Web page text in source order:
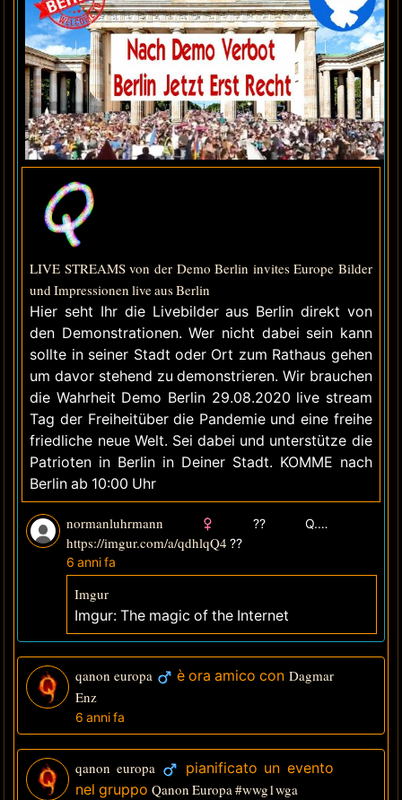
LIVE STREAMS von der Demo Berlin invites Europe Bilder
und Impressionen live aus Berlin
Hier seht Ihr die Livebilder aus Berlin direkt von
den Demonstrationen. Wer nicht dabei sein kann
sollte in seiner Stadt oder Ort zum Rathaus gehen
um davor stehend zu demonstrieren. Wir brauchen
die Wahrheit Demo Berlin 29.08.2020 live stream
Tag der Freiheitüber die Pandemie und eine freihe
friedliche neue Welt. Sei dabei und unterstütze die
Patrioten in Berlin in Deiner Stadt. KOMME nach
Berlin ab 10:00 Uhr
normanluhrmann ?? Q.DE
https://imgur.com/a/qdhlqQ4 ??
6 anni fa
Imgur
Imgur: The magic of the Internet
qanon europa è ora amico con Dagmar
Enz
6 anni fa
qanon europa
pianificato un evento
nel gruppoQanon Europa #wwg1wga